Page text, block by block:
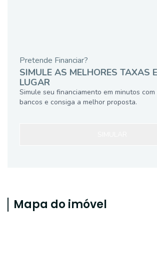
Pretende Financiar?
SIMULE AS MELHORES TAXAS
LUGAR
Simule seu financiamento em minutos
bancos e consiga a melhor proposta.
Mapa do imóvel